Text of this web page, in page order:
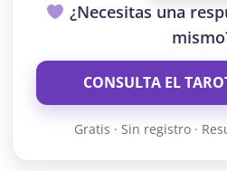
¿Necesitas una
CONSULTA EL
Gratis · Sin registro ·